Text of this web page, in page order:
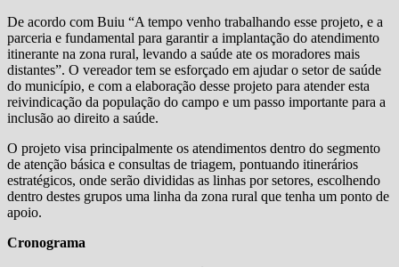
De acordo com Buiu “A tempo venho trabalhando esse projeto, e a
parceria e fundamental para garantir a implantação do atendimento
itinerante na zona rural, levando a saúde ate os moradores mais
distantes”. O vereador tem se esforçado em ajudar o setor de saúde
do município, e com a elaboração desse projeto para atender esta
reivindicação da população do campo e um passo importante para a
inclusão ao direito a saúde.
O projeto visa principalmente os atendimentos dentro do segmento
de atenção básica e consultas de triagem, pontuando itinerários
estratégicos, onde serão divididas as linhas por setores, escolhendo
dentro destes grupos uma linha da zona rural que tenha um ponto de
apoio.
Cronograma